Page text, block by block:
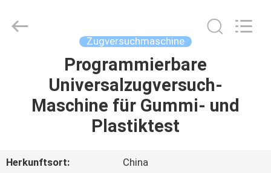
HAUSE
VIDEOS
Ltd..
Zugversuchmaschine
Programmierbare
Universalzugversuch-
Maschine für Gummi- und
Plastiktest
Herkunftsort:
China